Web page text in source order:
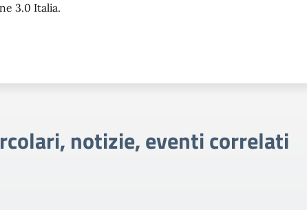
3.0 Italia.
notizie, eventi correlati